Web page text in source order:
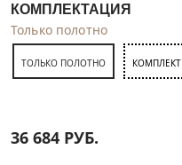
КОМПЛЕКТАЦИЯ
Только полотно
ТОЛЬКО ПОЛОТНО КОМПЛЕКТ
36 684 РУБ.